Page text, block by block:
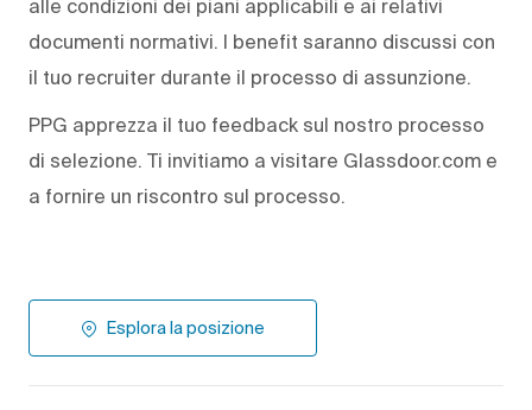
alle condizioni dei piani applicabili e ai relativi
documenti normativi. I benefit saranno discussi con
il tuo recruiter durante il processo di assunzione.
PPG apprezza il tuo feedback sul nostro processo
di selezione. Ti invitiamo a visitare Glassdoor.com e
a fornire un riscontro sul processo.
Esplora la posizione